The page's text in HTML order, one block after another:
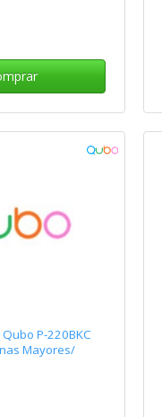
P-220BKC
Mayores/